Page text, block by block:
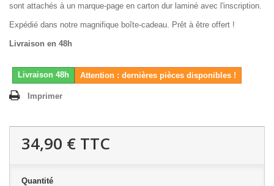
sont attachés à un marque-page en carton dur laminé avec l'inscription.
Expédié dans notre magnifique boîte-cadeau. Prêt à être offert !
Livraison en 48h
Livraison 48h Attention : dernières pièces disponibles !
Imprimer
34,90 € TTC
Quantité